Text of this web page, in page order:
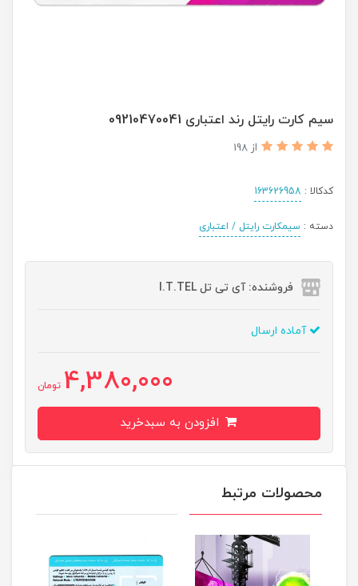
سیم کارت رایتل رند اعتباری 09210470041
از 198
کدکالا : 163626958
دسته : سیمکارت رایتل / اعتباری
فروشنده: آی تی تل I.T.TEL
آماده ارسال
4,380,000 تومان
محصولات مرتبط